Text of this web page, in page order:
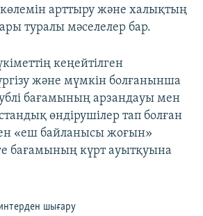
арттыру және халықтың
туралы мәселелер бар.
кеңейтілген
және мүмкін болғанынша
бағамының арзандауы мен
өндірушілер тап болған
«еш байланысы жоғын»
бағамының күрт ауытқуына
шығару